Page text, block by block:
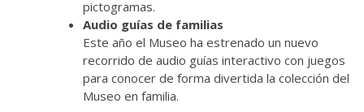
pictogramas.
Audio guías de familias
Este año el Museo ha estrenado un nuevo
recorrido de audio guías interactivo con juegos
para conocer de forma divertida la colección del
Museo en familia.